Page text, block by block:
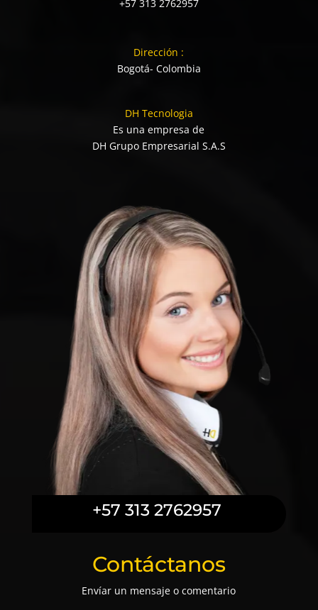
+57 313 2762957
Dirección :
Bogotá- Colombia
DH Tecnologia
Es una empresa de
DH Grupo Empresarial S.A.S
+57 313 2762957
Contáctanos
Envíar un mensaje o comentario